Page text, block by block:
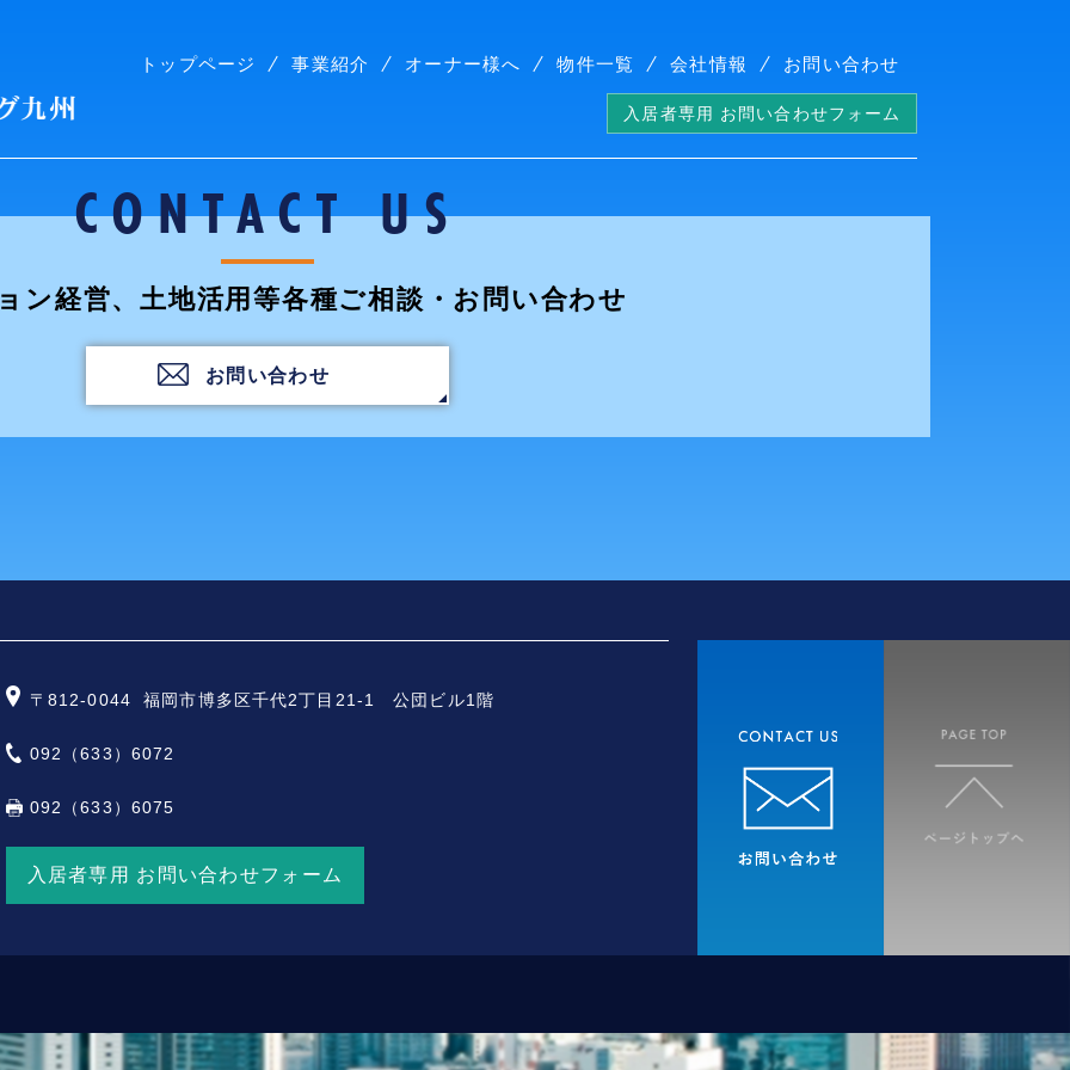
株式会社コープリビング九州
トップページ 事業紹介 オーナー様へ 物件一覧 会社情報 お問い合わせ
入居者専用 お問い合わせフォーム
CONTACT US
ン経営、土地活用等各種ご相談・お問い合わせ
お問い合わせ
〒812-0044 福岡市博多区千代2丁目21-1 公団ビル1階
092（633）6072
092（633）6075
入居者専用 お問い合わせフォーム